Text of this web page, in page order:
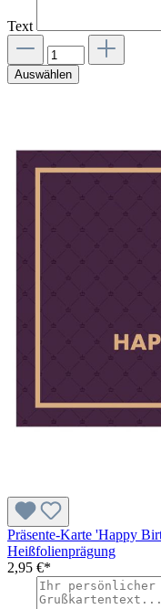
Text
Auswählen
Präsente-Karte 'Happy
Heißfolienprägung
2,95 €*